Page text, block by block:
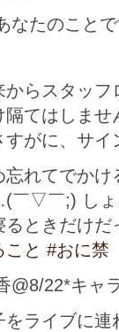
なたのこと
からスタッ
隔てはしま
すがに、サ
忘れてでか
￣▽￣;) しょ
るときだけ
こと #おに禁
@8/22*キャ
をライブに連